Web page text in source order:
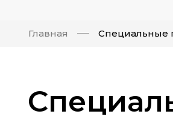
Главная Специальные